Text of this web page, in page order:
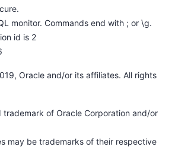
monitor. Commands end with ; or \g.
id is 2
Oracle and/or its affiliates. All rights
trademark of Oracle Corporation and/or
may be trademarks of their respective